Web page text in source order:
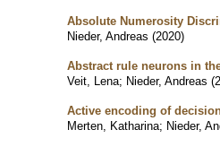
Absolute Numerosity
Nieder, Andreas (2020)
Abstract rule neurons in
Veit, Lena; Nieder, Andreas (
Active encoding of
Merten, Katharina; Nieder,